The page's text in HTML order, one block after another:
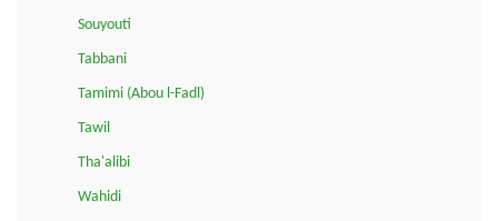
Souyouti
Tabbani
Tamimi (Abou l-Fadl)
Tawil
Tha'alibi
Wahidi